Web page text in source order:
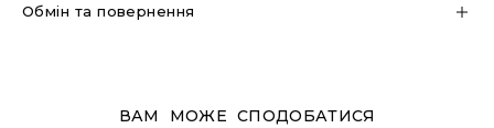
Обмін та повернення
ВАМ МОЖЕ СПОДОБАТИСЯ